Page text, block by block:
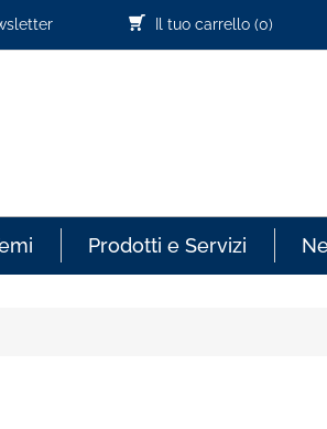
Il tuo carrello (0)
Prodotti e Servizi